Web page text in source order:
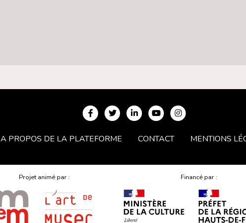
A PROPOS DE LA PLATEFORME CONTACT MENTIONS
Projet animé par : Financé par :